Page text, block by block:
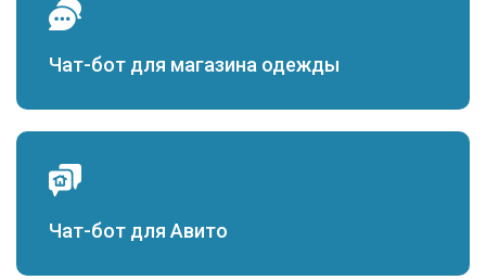
Чат-бот для магазина одежды
Чат-бот для Авито